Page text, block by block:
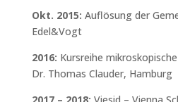
Okt. 2015: Auflösung der
Edel&Vogt
2016: Kursreihe
Dr. Thomas Clauder, Hamburg